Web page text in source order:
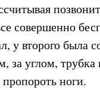
совершенно
у второго была
за углом,
ноги.